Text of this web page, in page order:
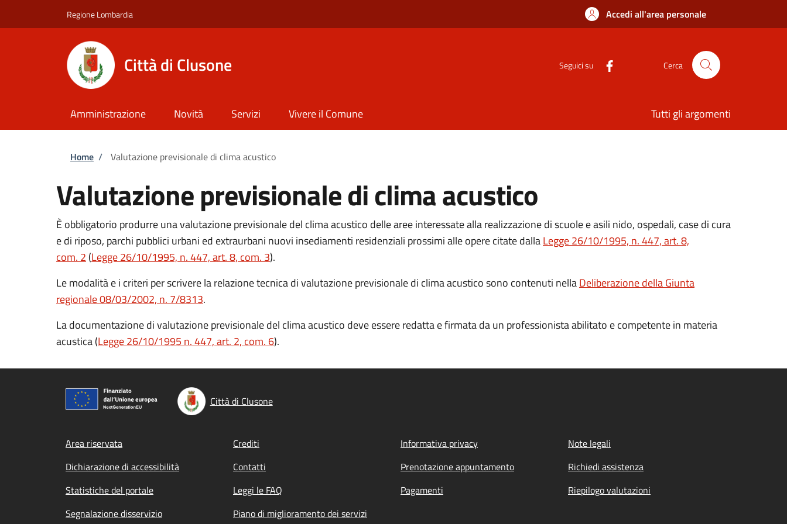
Regione Lombardia Accedi all'area personale
Città di Clusone Seguici su Cerca
Amministrazione Novità Servizi Vivere il Comune Tutti gli argomenti
Briciole di pane
Home / Valutazione previsionale di clima acustico
Valutazione previsionale di clima acustico
È obbligatorio produrre una valutazione previsionale del clima acustico delle aree interessate alla realizzazione di scuole e asili nido, ospedali, case di cura
e di riposo, parchi pubblici urbani ed extraurbani nuovi insediamenti residenziali prossimi alle opere citate dallaLegge 26/10/1995, n. 447, art. 8,
com. 2 (Legge 26/10/1995, n. 447, art. 8, com. 3).
Le modalità e i criteri per scrivere la relazione tecnica di valutazione previsionale di clima acustico sono contenuti nellaDeliberazione della Giunta
regionale 08/03/2002, n. 7/8313.
La documentazione di valutazione previsionale del clima acustico deve essere redatta e firmata da un professionista abilitato e competente in materia
acustica (Legge 26/10/1995 n. 447, art. 2, com. 6).
Città di Clusone
Footer menu
Area riservata Crediti Informativa privacy
Note legali
Dichiarazione di accessibilità
Contatti Prenotazione appuntamento
Richiedi assistenza
Statistiche del portale
Leggi le FAQ Pagamenti
Riepilogo valutazioni
Segnalazione disservizio
Piano di miglioramento dei servizi